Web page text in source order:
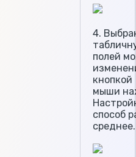
4.
полей
кнопкой
мыши
способ
среднее.